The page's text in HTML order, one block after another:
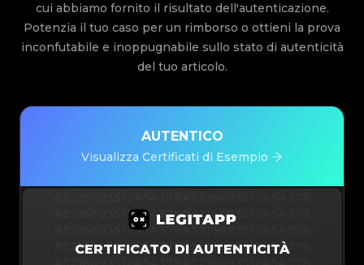
cui abbiamo fornito il risultato dell'autenticazione.
Potenzia il tuo caso per un rimborso o ottieni la prova
inconfutabile e inoppugnabile sullo stato di autenticità
del tuo articolo.
AUTENTICO
Visualizza Certificati di Esempio
#5216693512454378#5216693512454378
#5216693512454378#5216693512454378
#5216693512454378#5216693512454378
CERTIFICATO DI AUTENTICITÀ